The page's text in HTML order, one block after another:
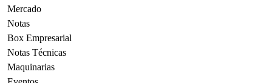
Mercado
Notas
Box Empresarial
Notas Técnicas
Maquinarias